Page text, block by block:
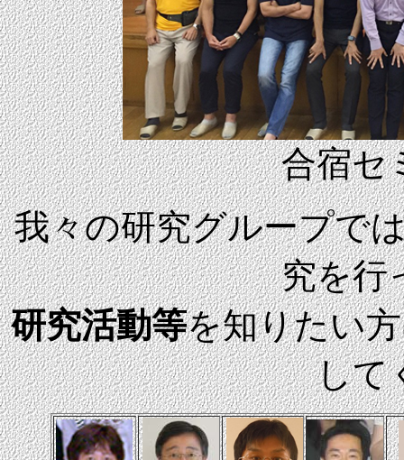
合宿
我々の研究グループで
究を行
研究活動等を知りたい
して